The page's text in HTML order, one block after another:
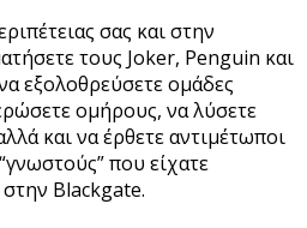
σας και στην
τους Joker, Penguin και
εξολοθρεύσετε ομάδες
ομήρους, να λύσετε
και να έρθετε αντιμέτωποι
που είχατε
Blackgate.